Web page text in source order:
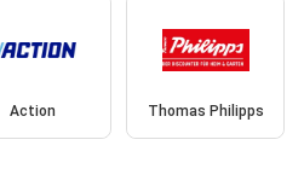
Action Thomas Philipps